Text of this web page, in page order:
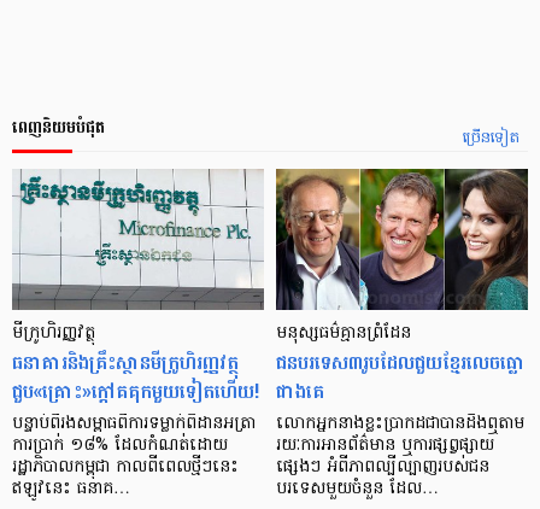
ច្រើនទៀត
ពេញនិយមបំផុត
មីក្រូ​ហិរញ្ញវត្ថុ
ធនាគារ​និង​គ្រឹះស្ថាន​មីក្រូ​ហិរញ្ញវត្ថុ​
ជួប«គ្រោះ»ក្តៅ​គគុក​មួយ​ទៀត​ហើយ!
បន្ទាប់​ពី​រង​សម្ពាធ​​ពី​ការ​ទម្លាក់​ពិដាន​អត្រា​
ការ​ប្រាក់ ១៨​% ដែល​កំណត់​ដោយ​
រដ្ឋាភិបាល​កម្ពុជា កាល​ពី​ពេល​ថ្មីៗ​នេះ
ឥឡូវ​នេះ ធនាគ…
មនុស្ស​ធម៌​គ្មាន​ព្រំដែន
ជន​បរទេស​៣​រូប​ដែល​ជួយ​ខ្មែរ​លេច​ធ្លោ​
ជាង​គេ
លោកអ្នក​នាង​ខ្លះ​ប្រាកដ​ជា​បាន​​ដឹង​ឮ​តាម​
រយៈ​ការ​អាន​ព័ត៌មាន ឬ​ការ​ផ្សព្វផ្សាយ​
ផ្សេងៗ អំពី​ភាព​ល្បីល្បាញ​របស់​ជន​
បរទេស​មួយ​ចំនួន ដែល…